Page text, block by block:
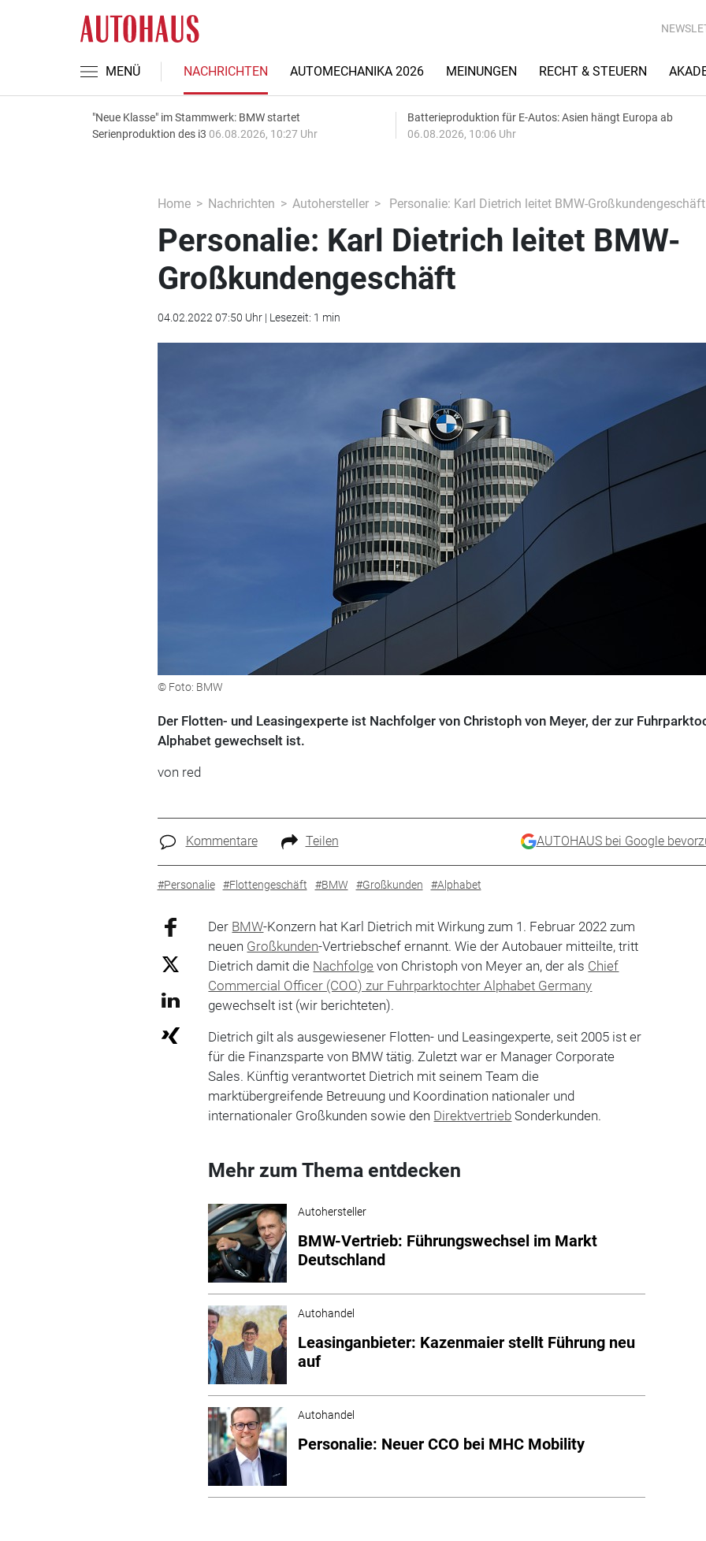
MENÜ NACHRICHTEN AUTOMECHANIKA 2026 MEINUNGEN RECHT & STEUERN
"Neue Klasse" im Stammwerk: BMW startet
Serienproduktion des i3 06.08.2026, 10:27 Uhr
Batterieproduktion für E-Autos: Asien hängt Europa ab
06.08.2026, 10:06 Uhr
Home Nachrichten Autohersteller Personalie: Karl Dietrich leitet BMW-Großkundengeschäft
Personalie: Karl Dietrich leitet BMW-
Großkundengeschäft
04.02.2022 07:50 Uhr | Lesezeit: 1 min
© Foto: BMW
Der Flotten- und Leasingexperte ist Nachfolger von Christoph von Meyer, der zur
Alphabet gewechselt ist.
von red
Kommentare Teilen AUTOHAUS bei Google
#Personalie #Flottengeschäft #BMW #Großkunden #Alphabet
Der BMW-Konzern hat Karl Dietrich mit Wirkung zum 1. Februar 2022 zum
neuen Großkunden-Vertriebschef ernannt. Wie der Autobauer mitteilte, tritt
Dietrich damit die Nachfolge von Christoph von Meyer an, der als Chief
Commercial Officer (COO) zur Fuhrparktochter Alphabet Germany
gewechselt ist (wir berichteten).
Dietrich gilt als ausgewiesener Flotten- und Leasingexperte, seit 2005 ist er
für die Finanzsparte von BMW tätig. Zuletzt war er Manager Corporate
Sales. Künftig verantwortet Dietrich mit seinem Team die
marktübergreifende Betreuung und Koordination nationaler und
internationaler Großkunden sowie den Direktvertrieb Sonderkunden.
Mehr zum Thema entdecken
Autohersteller
BMW-Vertrieb: Führungswechsel im Markt
Deutschland
Autohandel
Leasinganbieter: Kazenmaier stellt Führung neu
auf
Autohandel
Personalie: Neuer CCO bei MHC Mobility